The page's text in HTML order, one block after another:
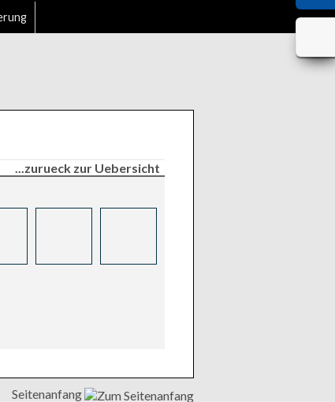
...zurueck zur Uebersicht
Seitenanfang